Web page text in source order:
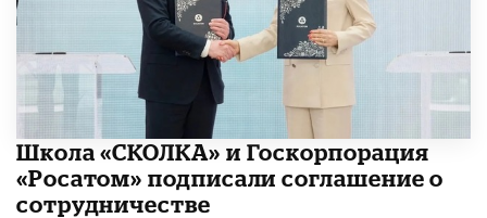
Школа «СКОЛКА» и Госкорпорация
«Росатом» подписали соглашение о
сотрудничестве